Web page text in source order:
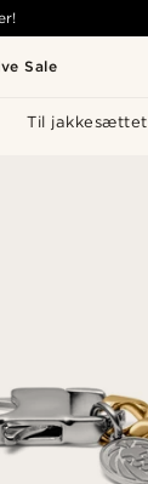
Sale
Til jakkesættet